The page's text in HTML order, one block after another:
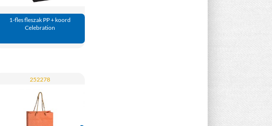
1-fles fleszak PP + koord
Celebration
252278